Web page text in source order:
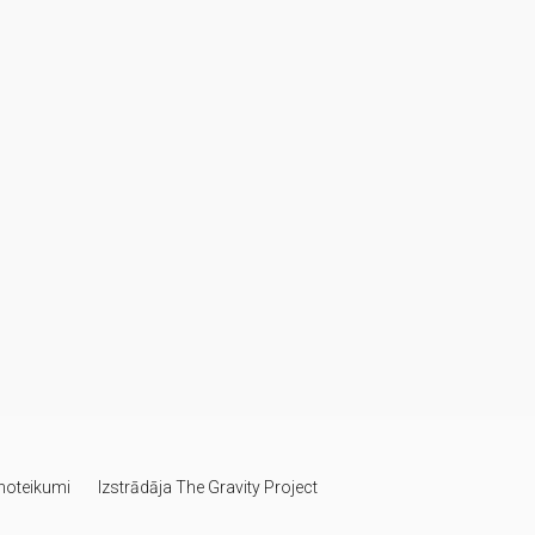
Izstrādāja The Gravity Project